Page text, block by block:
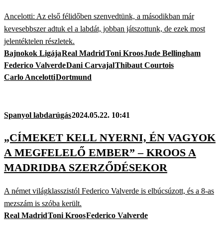
Ancelotti: Az első félidőben szenvedtünk, a másodikban már
kevesebbszer adtuk el a labdát, jobban játszottunk, de ezek most
jelentéktelen részletek.
Bajnokok LigájaReal MadridToni KroosJude Bellingham
Federico ValverdeDani CarvajalThibaut Courtois
Carlo AncelottiDortmund
Spanyol labdarúgás2024.05.22. 10:41
„CÍMEKET KELL NYERNI, ÉN VAGYOK
A MEGFELELŐ EMBER” – KROOS A
MADRIDBA SZERZŐDÉSEKOR
A német világklasszistól Federico Valverde is elbúcsúzott, és a 8-as
mezszám is szóba került.
Real MadridToni KroosFederico Valverde